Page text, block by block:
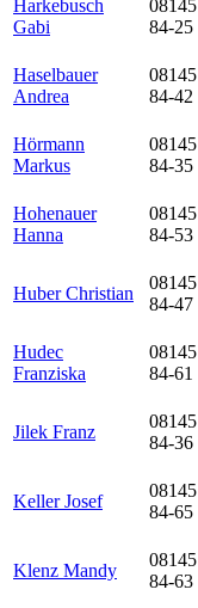
Harkebusch
Gabi
08145
84-25
Haselbauer
Andrea
08145
84-42
Hörmann
Markus
08145
84-35
Hohenauer
Hanna
08145
84-53
Huber Christian
08145
84-47
Hudec
Franziska
08145
84-61
Jilek Franz
08145
84-36
Keller Josef
08145
84-65
Klenz Mandy
08145
84-63